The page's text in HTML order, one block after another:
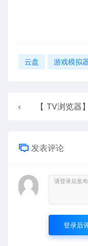
云盘 游戏模拟
【 TV浏览器】Browser For
发表评论
登录后